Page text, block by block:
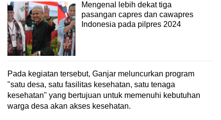
Mengenal lebih dekat tiga
pasangan capres dan cawapres
Indonesia pada pilpres 2024
Pada kegiatan tersebut, Ganjar meluncurkan program
"satu desa, satu fasilitas kesehatan, satu tenaga
kesehatan" yang bertujuan untuk memenuhi kebutuhan
warga desa akan akses kesehatan.